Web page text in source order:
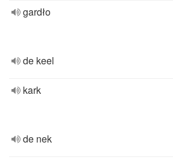
gardło
de keel
kark
de nek